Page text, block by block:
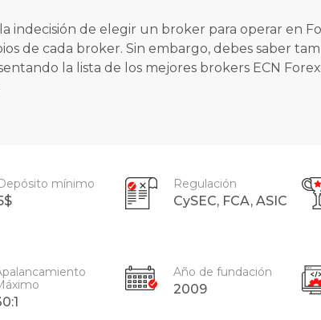
indecisión de elegir un broker para operar en
de cada broker. Sin embargo, debes saber
la lista de los mejores brokers ECN
mínimo Regulación
CySEC, FCA, ASIC
Año de fundación
2009